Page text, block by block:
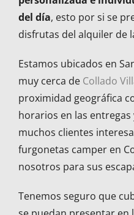
del día, esto por si se
disfrutas del alquiler de
Estamos ubicados en
muy cerca de Collado
proximidad geográfica
horarios en las
muchos clientes
furgonetas camper en
nosotros para sus
Tenemos seguro que